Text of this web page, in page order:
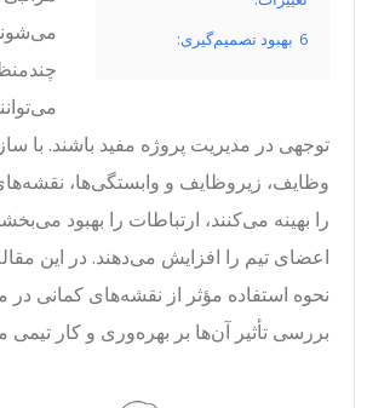
بهبود تصمیم‌گیری:
توجهی در مدیریت پروژه مفید باشند. با
وظایف، زیروظایف و وابستگی‌ها، نقشه‌های
را بهینه می‌کنند، ارتباطات را بهبود
اعضای تیم را افزایش می‌دهند. در این
نحوه استفاده مؤثر از نقشه‌های کمانی در
بررسی تأثیر آن‌ها بر بهره‌وری و کار تیمی